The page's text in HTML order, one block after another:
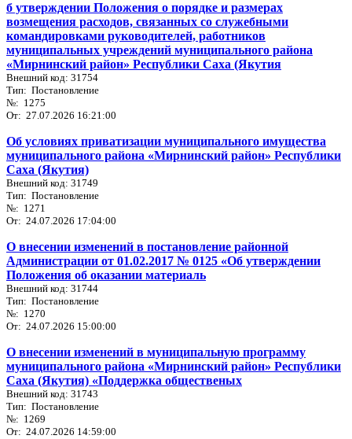
б утверждении Положения о порядке и размерах
возмещения расходов, связанных со служебными
командировками руководителей, работников
муниципальных учреждений муниципального района
«Мирнинский район» Республики Саха (Якутия
Внешний код: 31754
Тип: Постановление
№: 1275
От: 27.07.2026 16:21:00
Об условиях приватизации муниципального имущества
муниципального района «Мирнинский район» Республики
Саха (Якутия)
Внешний код: 31749
Тип: Постановление
№: 1271
От: 24.07.2026 17:04:00
О внесении изменений в постановление районной
Администрации от 01.02.2017 № 0125 «Об утверждении
Положения об оказании материаль
Внешний код: 31744
Тип: Постановление
№: 1270
От: 24.07.2026 15:00:00
О внесении изменений в муниципальную программу
муниципального района «Мирнинский район» Республики
Саха (Якутия) «Поддержка общественых
Внешний код: 31743
Тип: Постановление
№: 1269
От: 24.07.2026 14:59:00